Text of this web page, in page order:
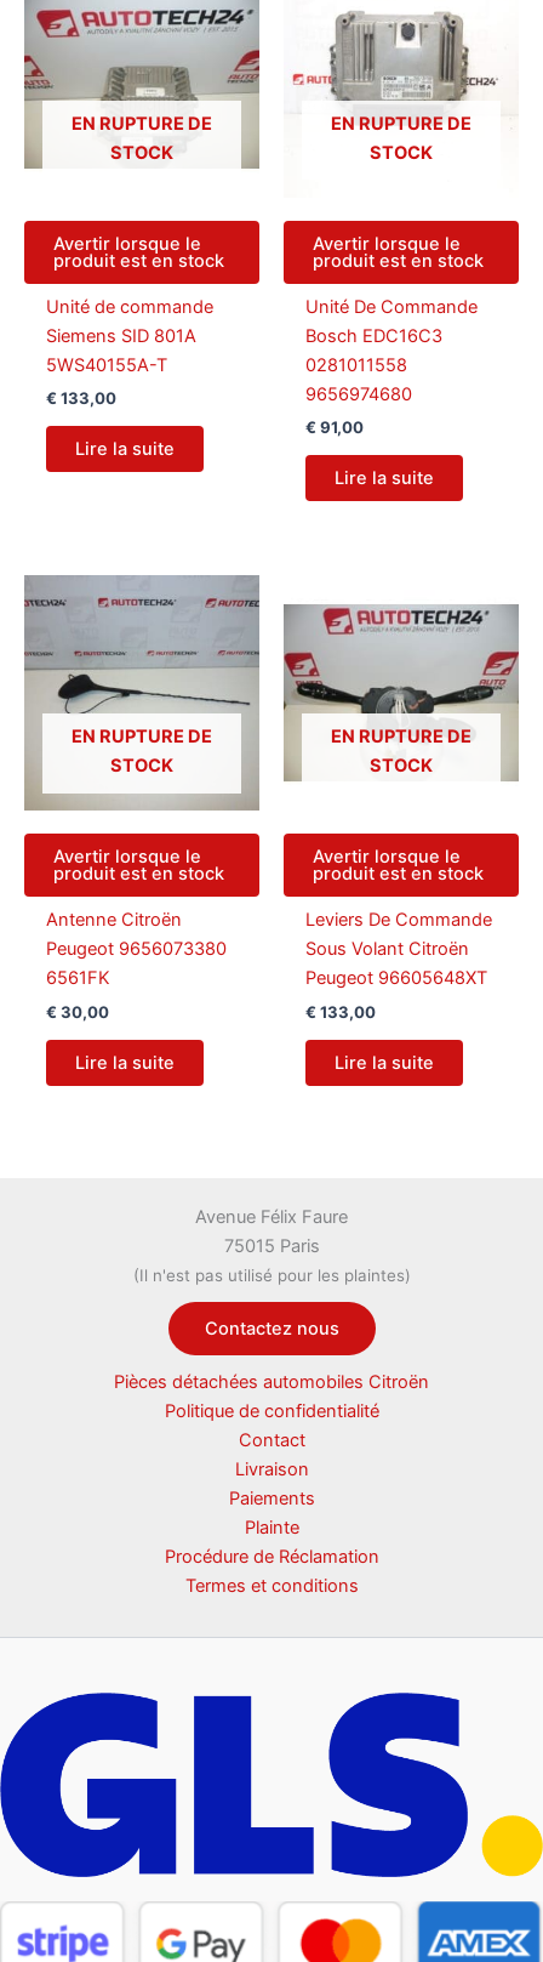
EN RUPTURE DE
STOCK
Avertir lorsque le
produit est en stock
Unité de commande
Siemens SID 801A
5WS40155A-T
€ 133,00
Lire la suite
EN RUPTURE DE
STOCK
Avertir lorsque le
produit est en stock
Unité De Commande
Bosch EDC16C3
0281011558
9656974680
€ 91,00
Lire la suite
EN RUPTURE DE
STOCK
Avertir lorsque le
produit est en stock
Antenne Citroën
Peugeot 9656073380
6561FK
€ 30,00
Lire la suite
EN RUPTURE DE
STOCK
Avertir lorsque le
produit est en stock
Leviers De Commande
Sous Volant Citroën
Peugeot 96605648XT
€ 133,00
Lire la suite
Avenue Félix Faure
75015 Paris
(Il n'est pas utilisé pour les plaintes)
Contactez nous
Pièces détachées automobiles Citroën
Politique de confidentialité
Contact
Livraison
Paiements
Plainte
Procédure de Réclamation
Termes et conditions